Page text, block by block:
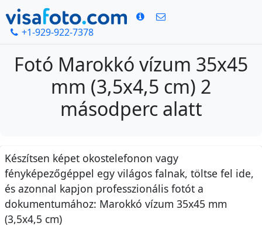
+1-929-922-7378
Fotó Marokkó vízum 35x45
mm (3,5x4,5 cm) 2
másodperc alatt
Készítsen képet okostelefonon vagy
fényképezőgéppel egy világos falnak, töltse fel ide,
és azonnal kapjon professzionális fotót a
dokumentumához: Marokkó vízum 35x45 mm
(3,5x4,5 cm)